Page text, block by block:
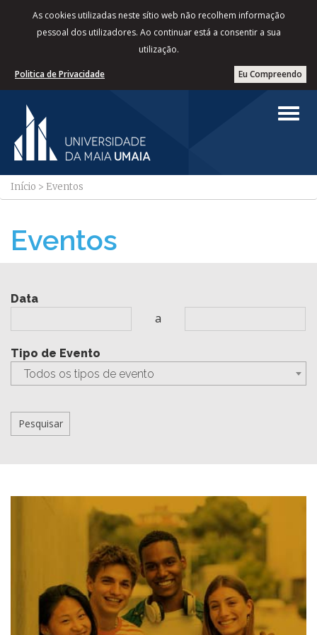
As cookies utilizadas neste sítio web não recolhem informação
pessoal dos utilizadores. Ao continuar está a consentir a sua
utilização.
Eu Compreendo
Politica de Privacidade
Início > Eventos
Eventos
Data
a
Tipo de Evento
Todos os tipos de evento